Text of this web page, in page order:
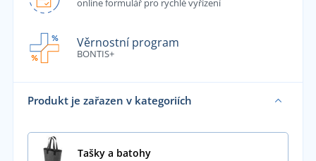
online formulář pro rychlé vyřízení
Věrnostní program
BONTIS+
Produkt je zařazen v kategoriích
Tašky a batohy